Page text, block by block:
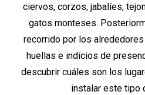
ciervos, corzos, jabalíes,
gatos monteses.
recorrido por los
huellas e indicios de
descubrir cuáles son los
instalar este tipo